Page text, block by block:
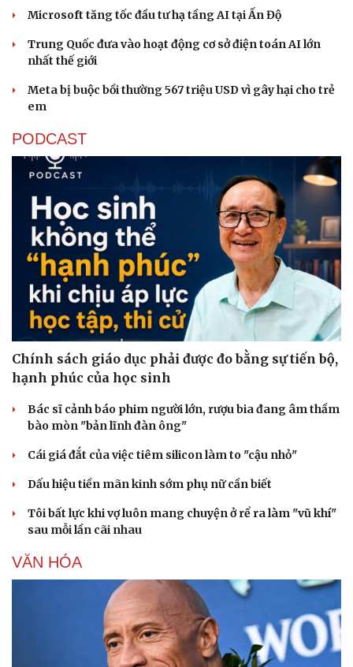
Sức khỏe
Dinh dưỡng - món ngon
Cây thuốc
Sản phụ khoa
Nhi khoa
Nam khoa
Làm đẹp - giảm cân
Phòng mạch online
Ăn sạch sống khỏe
Đời sống
Nhà đẹp
Blog
Tình yêu - Gia đình
Microsoft tăng tốc đầu tư hạ tầng AI tại Ấn Độ
Trung Quốc đưa vào hoạt động cơ sở điện toán AI lớn
nhất thế giới
Meta bị buộc bồi thường 567 triệu USD vì gây hại cho trẻ
em
PODCAST
Chính sách giáo dục phải được đo bằng sự tiến bộ,
hạnh phúc của học sinh
Bác sĩ cảnh báo phim người lớn, rượu bia đang âm thầm
bào mòn "bản lĩnh đàn ông"
Cái giá đắt của việc tiêm silicon làm to "cậu nhỏ"
Dấu hiệu tiền mãn kinh sớm phụ nữ cần biết
Tôi bất lực khi vợ luôn mang chuyện ở rể ra làm "vũ khí"
sau mỗi lần cãi nhau
VĂN HÓA